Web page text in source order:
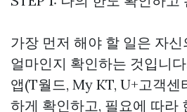
가장 먼저 해야 할 일은 자
얼마인지 확인하는 것입니
앱(T월드, My KT, U+고객센
하게 확인하고, 필요에 따라